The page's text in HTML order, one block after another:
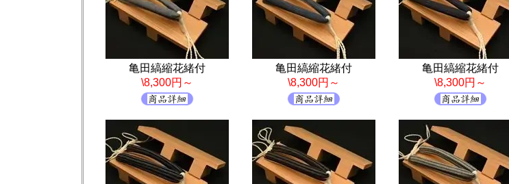
亀田縞縮花緒付
\8,300円～
亀田縞縮花緒付
\8,300円～
亀田縞縮花緒付
\8,300円～